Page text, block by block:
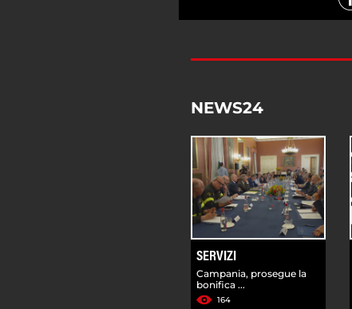
NEWS24
SERVIZI
Campania, prosegue la
bonifica ...
164